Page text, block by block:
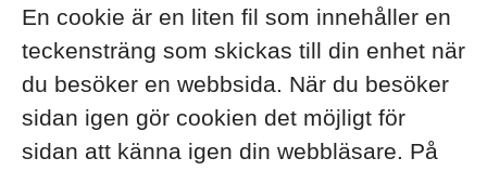
En cookie är en liten fil som innehåller en
teckensträng som skickas till din enhet när
du besöker en webbsida. När du besöker
sidan igen gör cookien det möjligt för
sidan att känna igen din webbläsare. På